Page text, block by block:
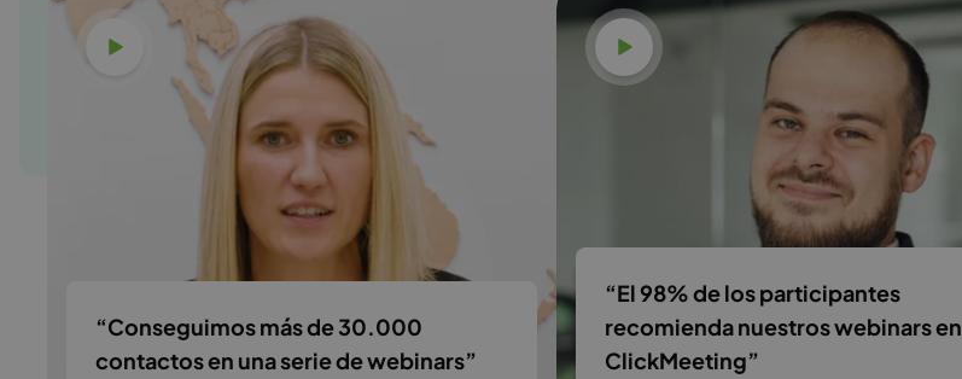
Ver vídeo
“Conseguimos más de 30.000
contactos en una serie de webinars”
Ver vídeo
“El 98% de los participantes
recomienda nuestros webinars en
ClickMeeting”